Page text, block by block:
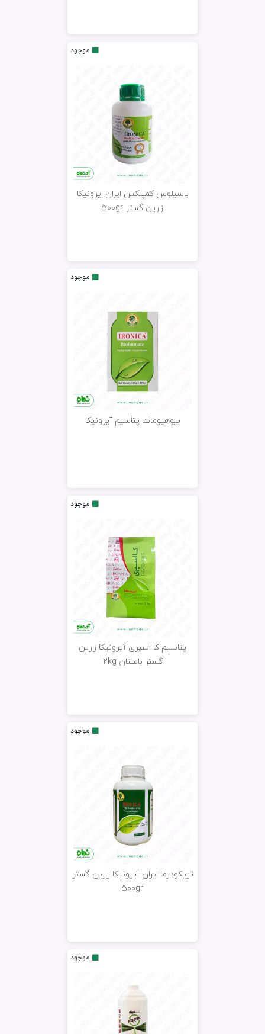
موجود
باسیلوس کمپلکس ایران ایرونیکا
زرین گستر 500gr
موجود
بیوهیومات پتاسیم آیرونیکا
موجود
پتاسیم کا اسپری آیرونیکا زرین
گستر باستان 2kg
موجود
تریکودرما ایران آیرونیکا زرین گستر
500gr
موجود